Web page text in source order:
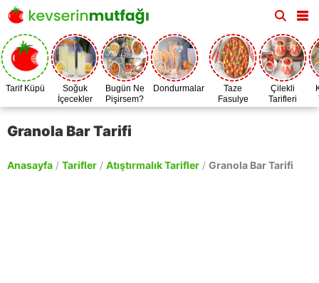
Tarif Küpü
Soğuk
İçecekler
Bugün Ne
Pişirsem?
Dondurmalar
Taze
Fasulye
Zamanı
Çilekli
Tarifleri
Granola Bar Tarifi
Anasayfa / Tarifler / Atıştırmalık Tarifler / Granola Bar Tarifi